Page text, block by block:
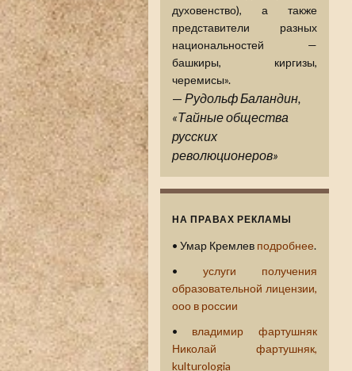
духовенство), а также
представители разных
национальностей —
башкиры, киргизы,
черемисы».
— Рудольф Баландин,
«Тайные общества
русских
революционеров»
НА ПРАВАХ РЕКЛАМЫ
• Умар Кремлев подробнее.
• услуги получения
образовательной лицензии,
ооо в россии
• владимир фартушняк
Николай фартушняк,
kulturologia